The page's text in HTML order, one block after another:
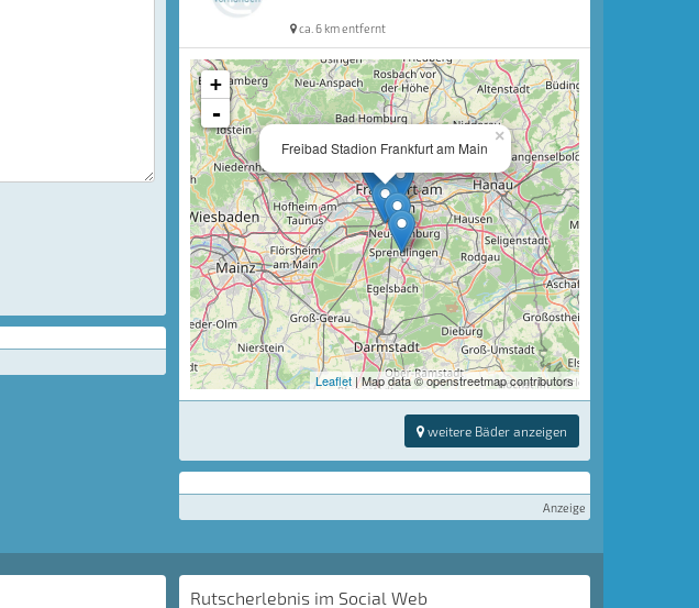
ca. 6 km entfernt
×
Freibad Stadion Frankfurt am Main
+
-
Leaflet | Map data © openstreetmap contributors
weitere Bäder anzeigen
Anzeige
Rutscherlebnis im Social Web